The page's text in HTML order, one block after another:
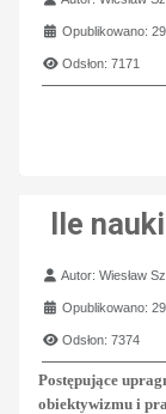
Opublikowano:
Odsłon: 7171
Ile
Szczegóły
Autor:Wiesław
Opublikowano:
Odsłon: 7374
Postępujące
obiektywizmu i